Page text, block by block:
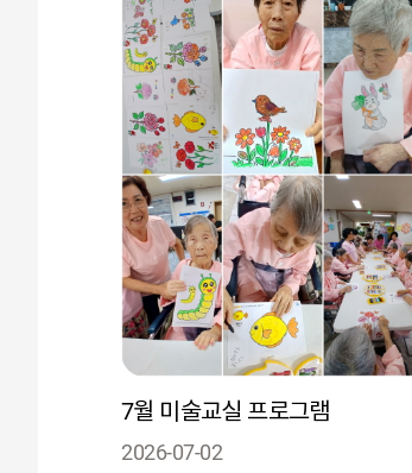
7월 미술교실 프로그램
2026-07-02